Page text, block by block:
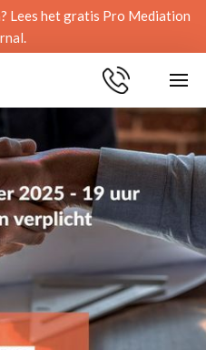
Lees het gratis Pro Mediation